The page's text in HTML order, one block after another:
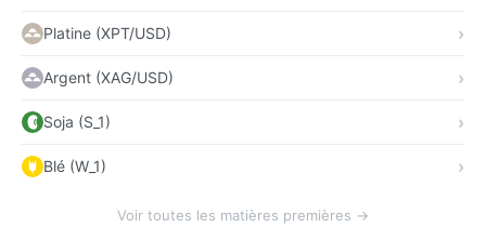
Platine (XPT/USD)
Argent (XAG/USD)
Soja (S_1)
Blé (W_1)
Voir toutes les matières premières →